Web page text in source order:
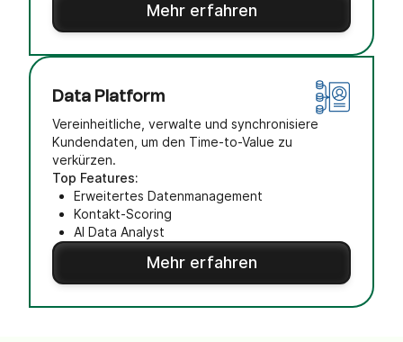
Mehr erfahren
Data Platform
Vereinheitliche, verwalte und synchronisiere
Kundendaten, um den Time-to-Value zu
verkürzen.
Top Features:
Erweitertes Datenmanagement
Kontakt-Scoring
AI Data Analyst
Mehr erfahren